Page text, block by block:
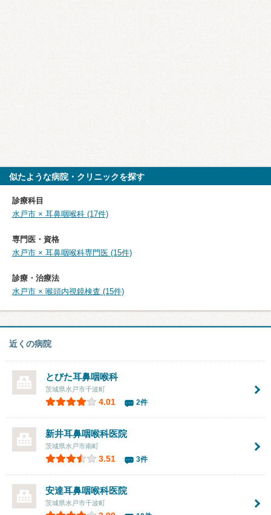
似たような病院・クリニックを探す
診療科目
水戸市 × 耳鼻咽喉科 (17件)
専門医・資格
水戸市 × 耳鼻咽喉科専門医 (15件)
診療・治療法
水戸市 × 喉頭内視鏡検査 (15件)
近くの病院
とびた耳鼻咽喉科
茨城県水戸市千波町
4.01 2件
新井耳鼻咽喉科医院
茨城県水戸市南町
3.51 3件
安達耳鼻咽喉科医院
茨城県水戸市千波町